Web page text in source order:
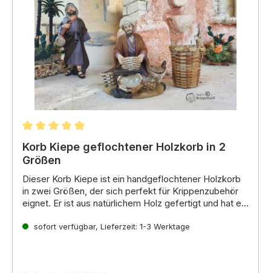
Durchschnittliche Bewertung von 4.88 von 5
Korb Kiepe geflochtener Holzkorb in 2
Größen
Dieser Korb Kiepe ist ein handgeflochtener Holzkorb
in zwei Größen, der sich perfekt für Krippenzubehör
eignet. Er ist aus natürlichem Holz gefertigt und hat ein
Krippenlandschaft ist.
Material:Holz
sofort verfügbar, Lieferzeit: 1-3 Werktage